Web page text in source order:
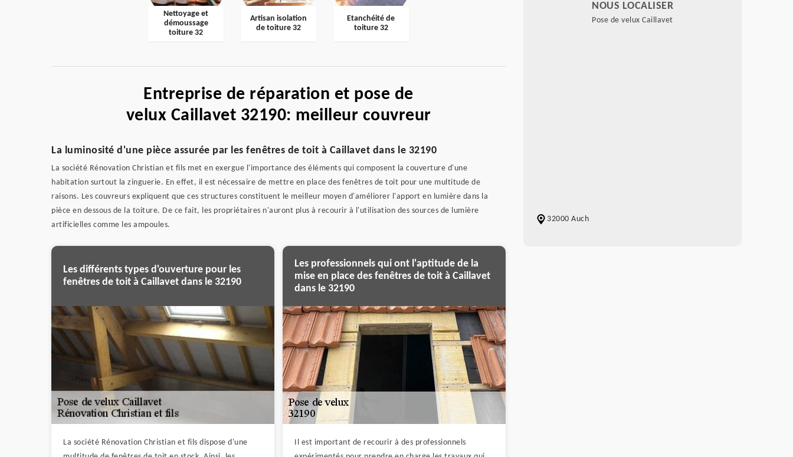
Nettoyage et
démoussage
toiture 32
Artisan isolation
de toiture 32
Etanchéité de
toiture 32
Entreprise de réparation et pose de
velux Caillavet 32190: meilleur couvreur
La luminosité d'une pièce assurée par les fenêtres de toit à Caillavet dans le 32190
La société Rénovation Christian et fils met en exergue l'importance des éléments qui composent la couverture d'une
habitation surtout la zinguerie. En effet, il est nécessaire de mettre en place des fenêtres de toit pour une multitude de
raisons. Les couvreurs expliquent que ces structures constituent le meilleur moyen d'améliorer l'apport en lumière dans la
pièce en dessous de la toiture. De ce fait, les propriétaires n'auront plus à recourir à l'utilisation des sources de lumière
artificielles comme les ampoules.
Les différents types d'ouverture pour les
fenêtres de toit à Caillavet dans le 32190
La société Rénovation Christian et fils dispose d'une
Les professionnels qui ont l'aptitude de la
mise en place des fenêtres de toit à Caillavet
dans le 32190
Il est important de recourir à des professionnels
NOUS LOCALISER
Pose de velux Caillavet
32000 Auch